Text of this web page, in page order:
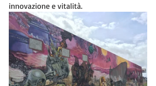
innovazione e vitalità.